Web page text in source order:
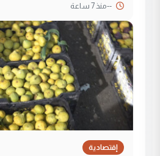
--منذ 7 ساعة
إقتصادية